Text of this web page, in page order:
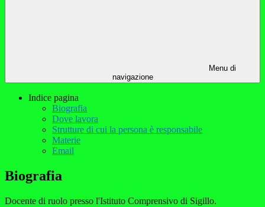
Menu di
navigazione
Indice pagina
Biografia
Dove lavora
Strutture di cui la persona è responsabile
Materie
Email
Biografia
Docente di ruolo presso l'Istituto Comprensivo di Sigillo.